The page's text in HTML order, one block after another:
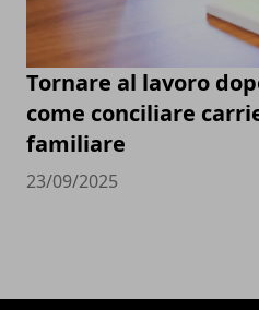
Tornare al lavoro
come conciliare
familiare
23/09/2025